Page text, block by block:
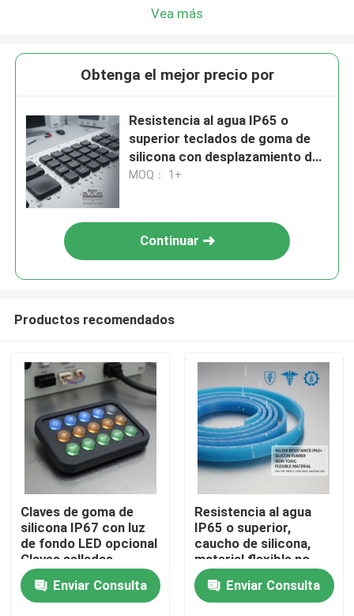
Inicio
Productos
Vea más
Obtenga el mejor precio por
Resistencia al agua IP65 o
superior teclados de goma de
silicona con desplazamiento de
llave personalizable 0,8-1,2 mm
MOQ： 1+
Continuar
Productos recomendados
Claves de goma de
silicona IP67 con luz
de fondo LED opcional
Claves selladas
duraderas diseñadas
para controles
electrónicos
Enviar Consulta
Resistencia al agua
IP65 o superior,
caucho de silicona,
material flexible no
tóxico, ideal para usos
médicos, alimentarios
e industriales
Enviar Consulta